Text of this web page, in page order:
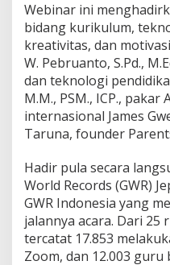
Webinar ini
bidang kurikulum,
kreativitas, dan
W. Pebruanto, S.Pd.,
dan teknologi
M.M., PSM., ICP.,
internasional James
Taruna, founder
Hadir pula secara
World Records (GWR)
GWR Indonesia yang
jalannya acara. Dari
tercatat 17.853
Zoom, dan 12.003